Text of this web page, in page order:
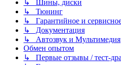
↳ Шины, диски
↳ Тюнинг
↳ Гарантийное и
↳ Документация
↳ Автозвук и Мультимедия
Обмен опытом
↳ Первые отзывы / тест-